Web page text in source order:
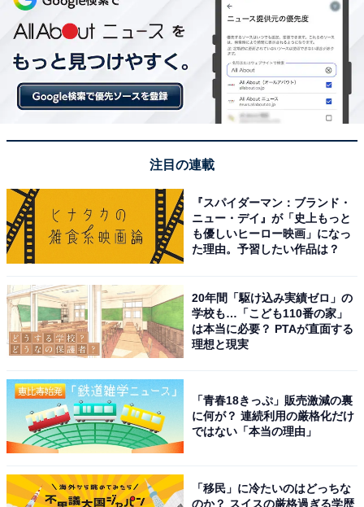
＞次ページ：未就学児でもフィルタリングを利用してい
ない家庭が？
「フィルタリングを利用している保護者が約40％しかい
ないというデータがあります（総務省「
我が国における青少年のインターネット利用に係るフィ
ルタリングに関する調査
」より）。購入時にフィルタリング機能を付けても、保
護者の許可があればいつでも解除できてしまいます。子
どもから〇〇を見たい、アプリを入れたいなどの要望が
あった時に、一部だけ解除するなどが面倒だったり、や
り方が分からない、子どもを信用していないようで気が
してしまうケースが多いようで、せっかくの機能を活用
できていないのは残念です」（鈴木さん）
注目の連載
『スパイダーマン：ブランド・
ニュー・デイ』が「史上もっと
も優しいヒーロー映画」になっ
た理由。予習したい作品は？
20年間「駆け込み実績ゼロ」の
学校も…「こども110番の家」
は本当に必要？ PTAが直面する
理想と現実
「青春18きっぷ」販売激減の裏
に何が？ 連続利用の厳格化だけ
ではない「本当の理由」
「移民」に冷たいのはどっちな
のか？ スイスの厳格過ぎる学歴